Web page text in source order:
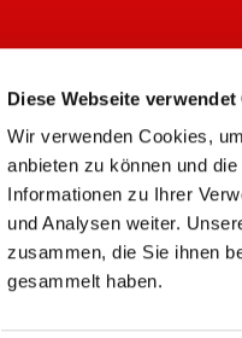
Diese Webseite verwendet
Wir verwenden Cookies,
anbieten zu können und
Informationen zu Ihrer
und Analysen weiter.
zusammen, die Sie ihnen
gesammelt haben.